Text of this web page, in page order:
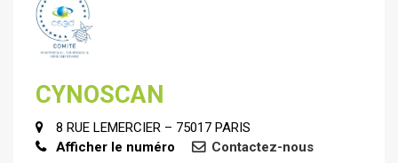
CYNOSCAN
8 RUE LEMERCIER – 75017 PARIS
Afficher le numéro
Contactez-nous